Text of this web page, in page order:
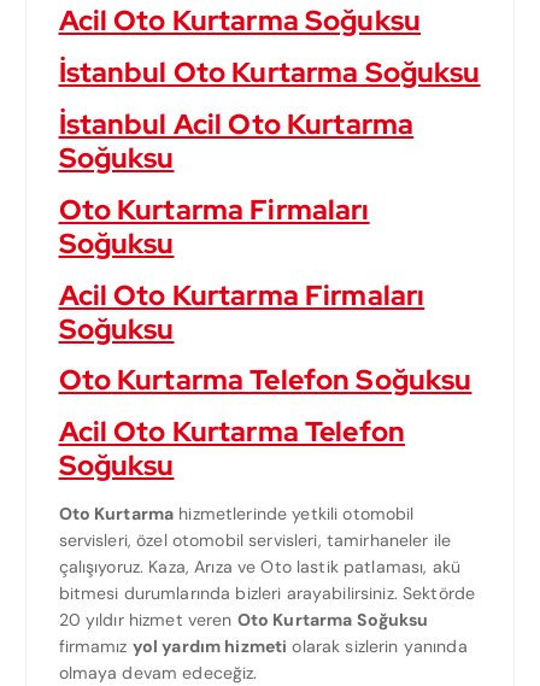
Acil Oto Kurtarma Soğuksu
İstanbul Oto Kurtarma Soğuksu
İstanbul Acil Oto Kurtarma
Soğuksu
Oto Kurtarma Firmaları
Soğuksu
Acil Oto Kurtarma Firmaları
Soğuksu
Oto Kurtarma Telefon Soğuksu
Acil Oto Kurtarma Telefon
Soğuksu
Oto Kurtarma hizmetlerinde yetkili otomobil
servisleri, özel otomobil servisleri, tamirhaneler ile
çalışıyoruz. Kaza, Arıza ve Oto lastik patlaması, akü
bitmesi durumlarında bizleri arayabilirsiniz. Sektörde
20 yıldır hizmet veren Oto Kurtarma Soğuksu
firmamız yol yardım hizmeti olarak sizlerin yanında
olmaya devam edeceğiz.